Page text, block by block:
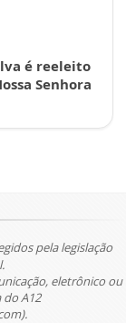
é reeleito
Senhora
pela legislação
eletrônico ou
A12